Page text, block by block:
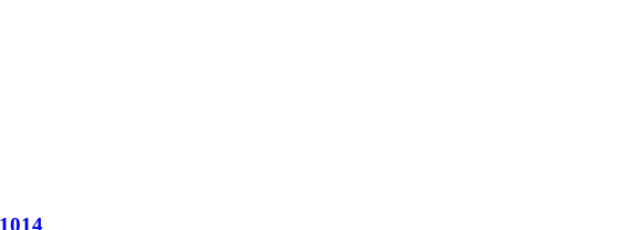
1014